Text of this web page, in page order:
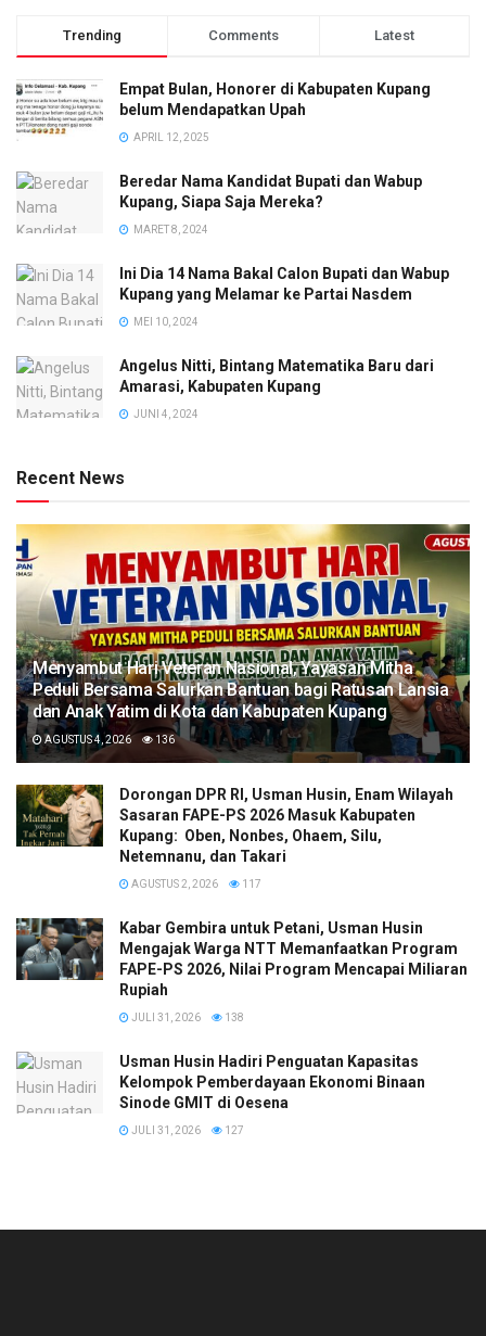
Trending Comments Latest
Empat Bulan, Honorer di Kabupaten Kupang
belum Mendapatkan Upah
APRIL 12, 2025
Beredar Nama Kandidat Bupati dan Wabup
Kupang, Siapa Saja Mereka?
MARET 8, 2024
Ini Dia 14 Nama Bakal Calon Bupati dan Wabup
Kupang yang Melamar ke Partai Nasdem
MEI 10, 2024
Angelus Nitti, Bintang Matematika Baru dari
Amarasi, Kabupaten Kupang
JUNI 4, 2024
Recent News
​Menyambut Hari Veteran Nasional, Yayasan Mitha
Peduli Bersama Salurkan Bantuan bagi Ratusan Lansia
dan Anak Yatim di Kota dan Kabupaten Kupang
AGUSTUS 4, 2026 136
Dorongan DPR RI, Usman Husin, Enam Wilayah
Sasaran FAPE-PS 2026 Masuk Kabupaten
Kupang: Oben, Nonbes, Ohaem, Silu,
Netemnanu, dan Takari
AGUSTUS 2, 2026 117
Kabar Gembira untuk Petani, Usman Husin
Mengajak Warga NTT Memanfaatkan Program
FAPE-PS 2026, Nilai Program Mencapai Miliaran
Rupiah
JULI 31, 2026 138
​Usman Husin Hadiri Penguatan Kapasitas
Kelompok Pemberdayaan Ekonomi Binaan
Sinode GMIT di Oesena
JULI 31, 2026 127